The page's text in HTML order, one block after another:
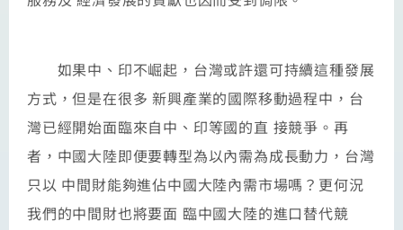
如果中、印不崛起，台灣或許還可持續這種發展
方式，但是在很多 新興產業的國際移動過程中，台
灣已經開始面臨來自中、印等國的直 接競爭。再
者，中國大陸即便要轉型為以內需為成長動力，台灣
只以 中間財能夠進佔中國大陸內需市場嗎？更何況
我們的中間財也將要面 臨中國大陸的進口替代競